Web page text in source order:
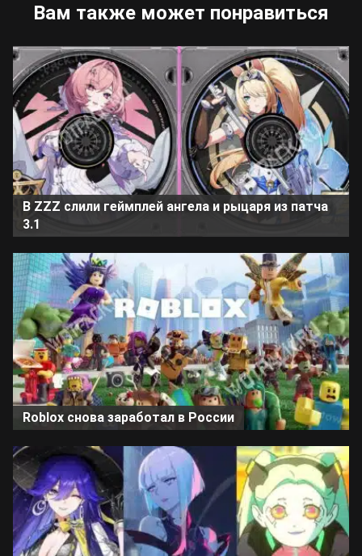
Вам также может понравиться
В ZZZ слили геймплей ангела и рыцаря из патча
3.1
Roblox снова заработал в России